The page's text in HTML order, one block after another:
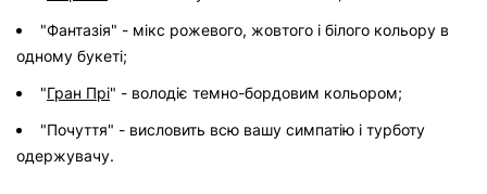
"Фантазія" - мікс рожевого, жовтого і білого кольору в
одному букеті;
"Гран Прі" - володіє темно-бордовим кольором;
"Почуття" - висловить всю вашу симпатію і турботу
одержувачу.